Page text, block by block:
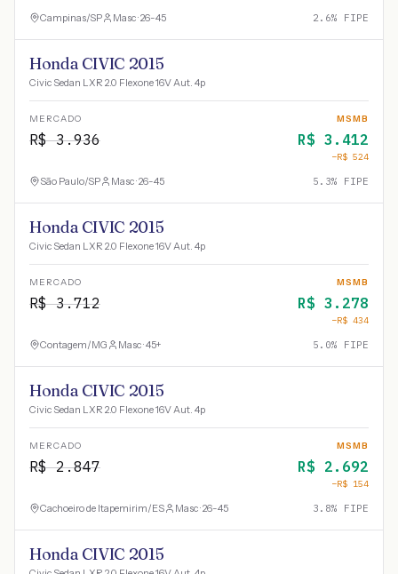
Campinas/SP Masc · 26-45 2.6% FIPE
Honda CIVIC 2015
Civic Sedan LXR 2.0 Flexone 16V Aut. 4p
MERCADO
R$3.936
MSMB
R$ 3.412
−R$ 524
São Paulo/SP Masc · 26-45 5.3% FIPE
Honda CIVIC 2015
Civic Sedan LXR 2.0 Flexone 16V Aut. 4p
MERCADO
R$3.712
MSMB
R$ 3.278
−R$ 434
Contagem/MG Masc · 45+ 5.0% FIPE
Honda CIVIC 2015
Civic Sedan LXR 2.0 Flexone 16V Aut. 4p
MERCADO
R$2.847
MSMB
R$ 2.692
−R$ 154
Cachoeiro de Itapemirim/ES Masc · 26-45 3.8% FIPE
Honda CIVIC 2015